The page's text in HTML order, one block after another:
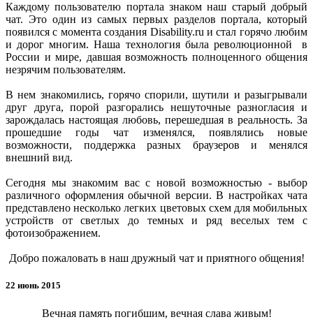
Каждому пользователю портала знаком наш старый добрый
чат. Это один из самых первых разделов портала, который
появился с момента создания Disability.ru и стал горячо любим
и дорог многим. Наша технология была революционной в
России и мире, давшая возможность полноценного общения
незрячим пользователям.
В нем знакомились, горячо спорили, шутили и разыгрывали
друг друга, порой разгорались нешуточные разногласия и
зарождалась настоящая любовь, перешедшая в реальность. За
прошедшие годы чат изменялся, появлялись новые
возможности, поддержка разных браузеров и менялся
внешний вид.
Сегодня мы знакомим вас с новой возможностью - выбор
различного оформления обычной версии. В настройках чата
представлено несколько легких цветовых схем для мобильных
устройств от светлых до темных и ряд веселых тем с
фотоизображением.
Добро пожаловать в наш дружный чат и приятного общения!
22 июнь 2015
Вечная память погибшим, вечная слава живым!